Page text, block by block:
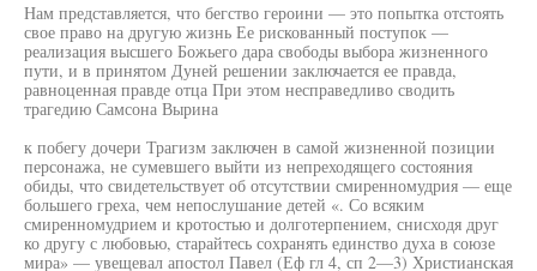
Нам представляется, что бегство героини — это попытка отстоять
свое право на другую жизнь Ее рискованный поступок —
реализация высшего Божьего дара свободы выбора жизненного
пути, и в принятом Дуней решении заключается ее правда,
равноценная правде отца При этом несправедливо сводить
трагедию Самсона Вырина
к побегу дочери Трагизм заключен в самой жизненной позиции
персонажа, не сумевшего выйти из непреходящего состояния
обиды, что свидетельствует об отсутствии смиренномудрия — еще
большего греха, чем непослушание детей «. Со всяким
смиренномудрием и кротостью и долготерпением, снисходя друг
ко другу с любовью, старайтесь сохранять единство духа в союзе
мира» — увещевал апостол Павел (Еф гл 4, сп 2—3) Христианская